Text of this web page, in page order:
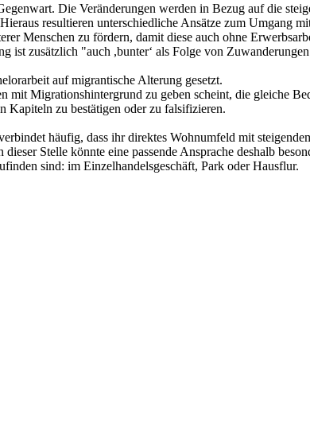
Die Veränderungen werden in Bezug auf die
resultieren unterschiedliche Ansätze zum Umgang
Menschen zu fördern, damit diese auch ohne
ist zusätzlich "auch ,bunter‘ als Folge von
auf migrantische Alterung gesetzt.
Migrationshintergrund zu geben scheint, die gleiche
Kapiteln zu bestätigen oder zu falsifizieren.
häufig, dass ihr direktes Wohnumfeld mit
Stelle könnte eine passende Ansprache deshalb
sind: im Einzelhandelsgeschäft, Park oder Hausflur.